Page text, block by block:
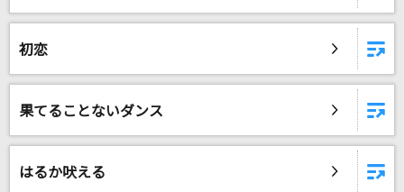
初恋
果てることないダンス
はるか吠える